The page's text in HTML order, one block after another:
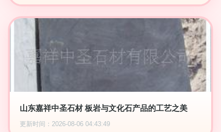
山东嘉祥中圣石材 板岩与文化石产品的工艺之美
更新时间：2026-08-06 04:43:49